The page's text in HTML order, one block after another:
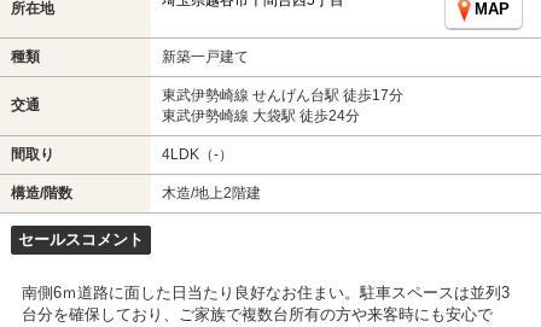
所在地 MAP
種類 新築一戸建て
交通
東武伊勢崎線 せんげん台駅 徒歩17分
東武伊勢崎線 大袋駅 徒歩24分
間取り 4LDK（-）
構造/階数 木造/地上2階建
セールスコメント
南側6ｍ道路に面した日当たり良好なお住まい。駐車スペースは並列3
台分を確保しており、ご家族で複数台所有の方や来客時にも安心で